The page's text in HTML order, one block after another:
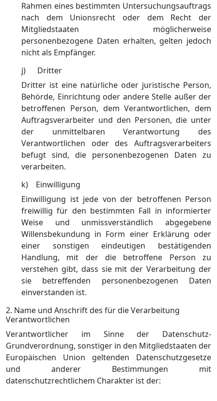
Rahmen eines bestimmten Untersuchungsauftrags
nach dem Unionsrecht oder dem Recht der
Mitgliedstaaten möglicherweise
personenbezogene Daten erhalten, gelten jedoch
nicht als Empfänger.
j) Dritter
Dritter ist eine natürliche oder juristische Person,
Behörde, Einrichtung oder andere Stelle außer der
betroffenen Person, dem Verantwortlichen, dem
Auftragsverarbeiter und den Personen, die unter
der unmittelbaren Verantwortung des
Verantwortlichen oder des Auftragsverarbeiters
befugt sind, die personenbezogenen Daten zu
verarbeiten.
k) Einwilligung
Einwilligung ist jede von der betroffenen Person
freiwillig für den bestimmten Fall in informierter
Weise und unmissverständlich abgegebene
Willensbekundung in Form einer Erklärung oder
einer sonstigen eindeutigen bestätigenden
Handlung, mit der die betroffene Person zu
verstehen gibt, dass sie mit der Verarbeitung der
sie betreffenden personenbezogenen Daten
einverstanden ist.
2. Name und Anschrift des für die Verarbeitung
Verantwortlichen
Verantwortlicher im Sinne der Datenschutz-
Grundverordnung, sonstiger in den Mitgliedstaaten der
Europäischen Union geltenden Datenschutzgesetze
und anderer Bestimmungen mit
datenschutzrechtlichem Charakter ist der: